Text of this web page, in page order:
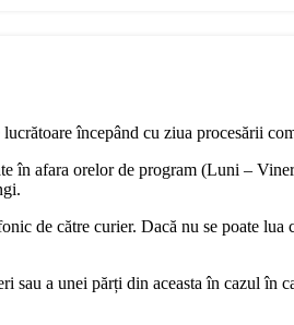
începând cu ziua procesării
în afara orelor de program (Luni –
de către curier. Dacă nu se poate lua
sau a unei părți din aceasta în cazul în